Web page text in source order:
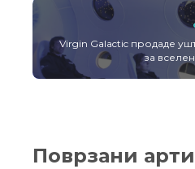
Virgin Galactic продаде
за
Поврзани